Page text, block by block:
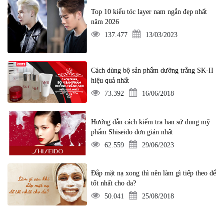
Top 10 kiểu tóc layer nam ngắn đẹp nhất
năm 2026
137.477
13/03/2023
Cách dùng bộ sản phẩm dưỡng trắng SK-II
hiệu quả nhất
73.392
16/06/2018
Hướng dẫn cách kiểm tra hạn sử dụng mỹ
phẩm Shiseido đơn giản nhất
62.559
29/06/2023
Đắp mặt nạ xong thì nên làm gì tiếp theo để
tốt nhất cho da?
50.041
25/08/2018